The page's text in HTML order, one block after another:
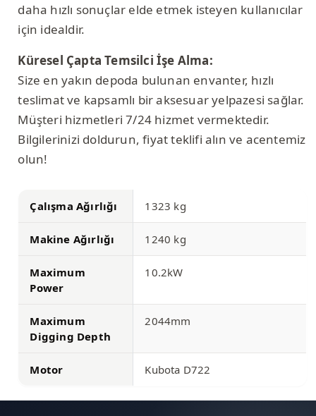
daha hızlı sonuçlar elde etmek isteyen kullanıcılar
için idealdir.
Küresel Çapta Temsilci İşe Alma:
Size en yakın depoda bulunan envanter, hızlı
teslimat ve kapsamlı bir aksesuar yelpazesi sağlar.
Müşteri hizmetleri 7/24 hizmet vermektedir.
Bilgilerinizi doldurun, fiyat teklifi alın ve acentemiz
olun!
Çalışma Ağırlığı 1323 kg
Makine Ağırlığı 1240 kg
Maximum
Power
10.2kW
Maximum
Digging Depth
2044mm
Motor Kubota D722